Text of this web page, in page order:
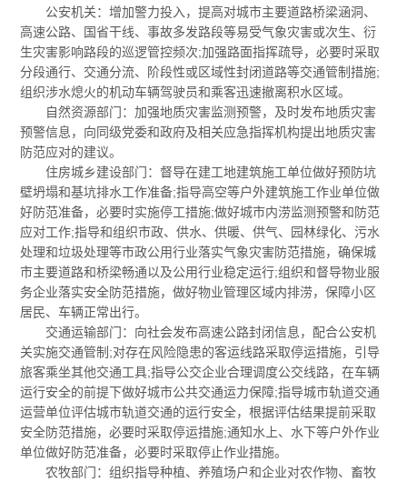
公安机关：增加警力投入，提高对城市主要道路桥梁涵洞、
高速公路、国省干线、事故多发路段等易受气象灾害或次生、衍
生灾害影响路段的巡逻管控频次;加强路面指挥疏导，必要时采取
分段通行、交通分流、阶段性或区域性封闭道路等交通管制措施;
组织涉水熄火的机动车辆驾驶员和乘客迅速撤离积水区域。
自然资源部门：加强地质灾害监测预警，及时发布地质灾害
预警信息，向同级党委和政府及相关应急指挥机构提出地质灾害
防范应对的建议。
住房城乡建设部门：督导在建工地建筑施工单位做好预防坑
壁坍塌和基坑排水工作准备;指导高空等户外建筑施工作业单位做
好防范准备，必要时实施停工措施;做好城市内涝监测预警和防范
应对工作;指导和组织市政、供水、供暖、供气、园林绿化、污水
处理和垃圾处理等市政公用行业落实气象灾害防范措施，确保城
市主要道路和桥梁畅通以及公用行业稳定运行;组织和督导物业服
务企业落实安全防范措施，做好物业管理区域内排涝，保障小区
居民、车辆正常出行。
交通运输部门：向社会发布高速公路封闭信息，配合公安机
关实施交通管制;对存在风险隐患的客运线路采取停运措施，引导
旅客乘坐其他交通工具;指导公交企业合理调度公交线路，在车辆
运行安全的前提下做好城市公共交通运力保障;指导城市轨道交通
运营单位评估城市轨道交通的运行安全，根据评估结果提前采取
安全防范措施，必要时采取停运措施;通知水上、水下等户外作业
单位做好防范准备，必要时采取停止作业措施。
农牧部门：组织指导种植、养殖场户和企业对农作物、畜牧